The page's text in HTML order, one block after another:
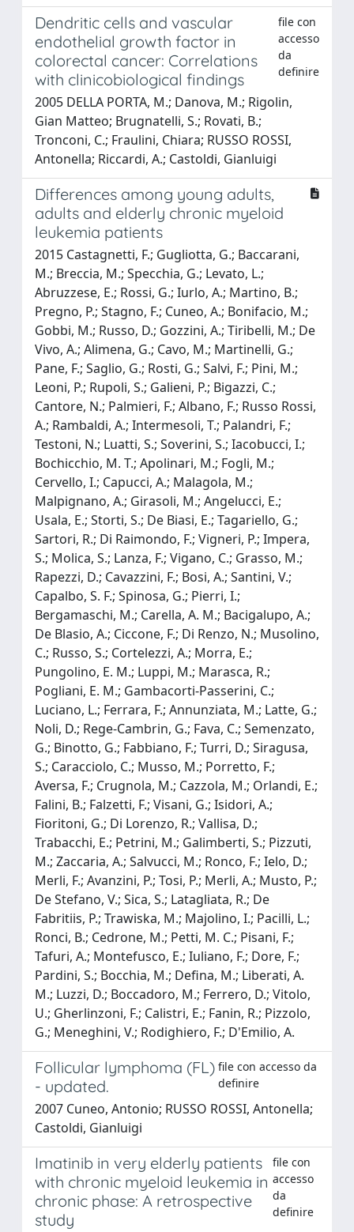
Dendritic cells and vascular
endothelial growth factor in
colorectal cancer: Correlations
with clinicobiological findings
file con
accesso
da
definire
2005 DELLA PORTA, M.; Danova, M.; Rigolin,
Gian Matteo; Brugnatelli, S.; Rovati, B.;
Tronconi, C.; Fraulini, Chiara; RUSSO ROSSI,
Antonella; Riccardi, A.; Castoldi, Gianluigi
Differences among young adults,
adults and elderly chronic myeloid
leukemia patients
2015 Castagnetti, F.; Gugliotta, G.; Baccarani,
M.; Breccia, M.; Specchia, G.; Levato, L.;
Abruzzese, E.; Rossi, G.; Iurlo, A.; Martino, B.;
Pregno, P.; Stagno, F.; Cuneo, A.; Bonifacio, M.;
Gobbi, M.; Russo, D.; Gozzini, A.; Tiribelli, M.; De
Vivo, A.; Alimena, G.; Cavo, M.; Martinelli, G.;
Pane, F.; Saglio, G.; Rosti, G.; Salvi, F.; Pini, M.;
Leoni, P.; Rupoli, S.; Galieni, P.; Bigazzi, C.;
Cantore, N.; Palmieri, F.; Albano, F.; Russo Rossi,
A.; Rambaldi, A.; Intermesoli, T.; Palandri, F.;
Testoni, N.; Luatti, S.; Soverini, S.; Iacobucci, I.;
Bochicchio, M. T.; Apolinari, M.; Fogli, M.;
Cervello, I.; Capucci, A.; Malagola, M.;
Malpignano, A.; Girasoli, M.; Angelucci, E.;
Usala, E.; Storti, S.; De Biasi, E.; Tagariello, G.;
Sartori, R.; Di Raimondo, F.; Vigneri, P.; Impera,
S.; Molica, S.; Lanza, F.; Vigano, C.; Grasso, M.;
Rapezzi, D.; Cavazzini, F.; Bosi, A.; Santini, V.;
Capalbo, S. F.; Spinosa, G.; Pierri, I.;
Bergamaschi, M.; Carella, A. M.; Bacigalupo, A.;
De Blasio, A.; Ciccone, F.; Di Renzo, N.; Musolino,
C.; Russo, S.; Cortelezzi, A.; Morra, E.;
Pungolino, E. M.; Luppi, M.; Marasca, R.;
Pogliani, E. M.; Gambacorti-Passerini, C.;
Luciano, L.; Ferrara, F.; Annunziata, M.; Latte, G.;
Noli, D.; Rege-Cambrin, G.; Fava, C.; Semenzato,
G.; Binotto, G.; Fabbiano, F.; Turri, D.; Siragusa,
S.; Caracciolo, C.; Musso, M.; Porretto, F.;
Aversa, F.; Crugnola, M.; Cazzola, M.; Orlandi, E.;
Falini, B.; Falzetti, F.; Visani, G.; Isidori, A.;
Fioritoni, G.; Di Lorenzo, R.; Vallisa, D.;
Trabacchi, E.; Petrini, M.; Galimberti, S.; Pizzuti,
M.; Zaccaria, A.; Salvucci, M.; Ronco, F.; Ielo, D.;
Merli, F.; Avanzini, P.; Tosi, P.; Merli, A.; Musto, P.;
De Stefano, V.; Sica, S.; Latagliata, R.; De
Fabritiis, P.; Trawiska, M.; Majolino, I.; Pacilli, L.;
Ronci, B.; Cedrone, M.; Petti, M. C.; Pisani, F.;
Tafuri, A.; Montefusco, E.; Iuliano, F.; Dore, F.;
Pardini, S.; Bocchia, M.; Defina, M.; Liberati, A.
M.; Luzzi, D.; Boccadoro, M.; Ferrero, D.; Vitolo,
U.; Gherlinzoni, F.; Calistri, E.; Fanin, R.; Pizzolo,
G.; Meneghini, V.; Rodighiero, F.; D'Emilio, A.
Follicular lymphoma (FL)
- updated.
file con accesso da
definire
2007 Cuneo, Antonio; RUSSO ROSSI, Antonella;
Castoldi, Gianluigi
Imatinib in very elderly patients
with chronic myeloid leukemia in
chronic phase: A retrospective
study
file con
accesso
da
definire